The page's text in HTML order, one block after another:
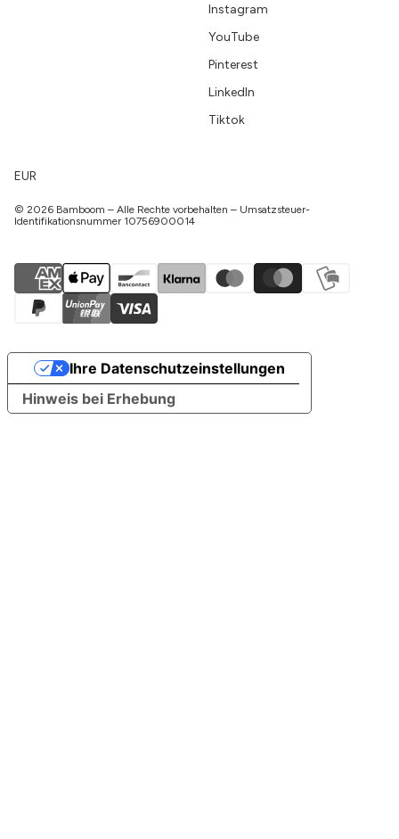
Instagram
YouTube
Pinterest
LinkedIn
Tiktok
EUR
© 2026 Bamboom – Alle Rechte vorbehalten – Umsatzsteuer-
Identifikationsnummer 10756900014
Hinweis bei Erhebung
Ihre Datenschutzeinstellungen